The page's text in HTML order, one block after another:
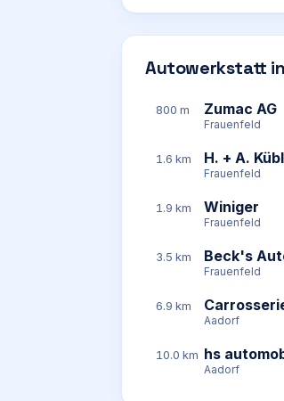
Autowerkstatt
800 m Zumac AG
Frauenfeld
1.6 km H. + A.
Frauenfeld
1.9 km Winiger
Frauenfeld
3.5 km Beck's
Frauenfeld
6.9 km
Aadorf
10.0 km hs
Aadorf